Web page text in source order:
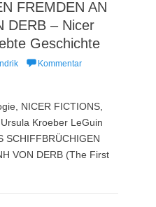
FREMDEN AN
DERB – Nicer
Geschichte
Kommentar
NICER FICTIONS,
Kroeber LeGuin
SCHIFFBRÜCHIGEN
VON DERB (The First